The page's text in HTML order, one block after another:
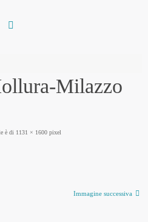
Milazzo
è di 1131 × 1600 pixel
Immagine successiva